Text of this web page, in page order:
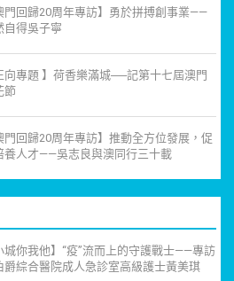
門回歸20周年專訪】勇於拼搏創事業——
自得吳子寧
向專題 】荷香樂滿城──記第十七屆澳門
節
門回歸20周年專訪】推動全方位發展，促
養人才——吳志良與澳同行三十載
城你我他】“疫”流而上的守護戰士——專訪
爵綜合醫院成人急診室高級護士黃美琪